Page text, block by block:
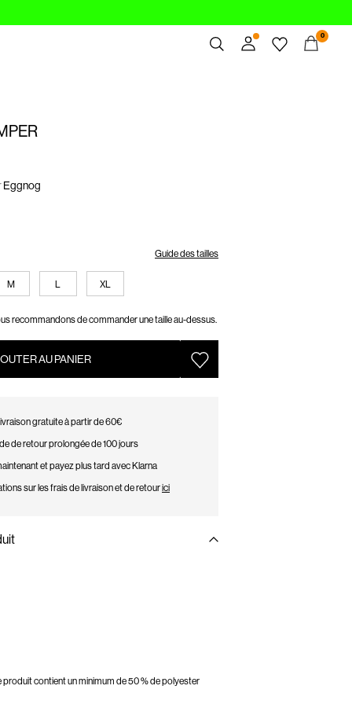
0
Eggnog
Guide des tailles
M L XL
recommandons de commander une taille au-dessus.
AU PANIER
gratuite à partir de 60€
de retour prolongée de 100 jours
et payez plus tard avec Klarna
sur les frais de livraison et de retourici
produit contient un minimum de 50 % de polyester